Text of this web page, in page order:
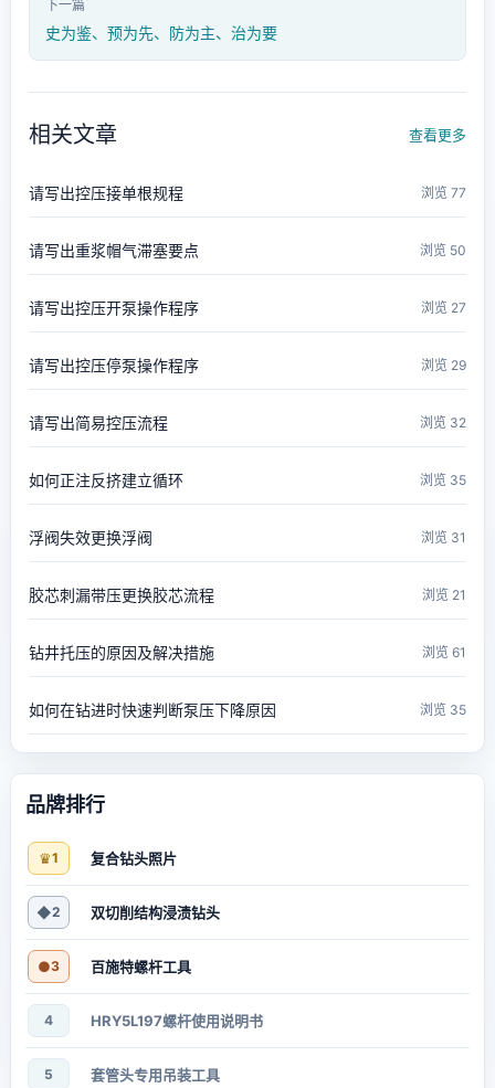
下一篇
史为鉴、预为先、防为主、治为要
相关文章 查看更多
请写出控压接单根规程 浏览 77
请写出重浆帽气滞塞要点 浏览 50
请写出控压开泵操作程序 浏览 27
请写出控压停泵操作程序 浏览 29
请写出简易控压流程 浏览 32
如何正注反挤建立循环 浏览 35
浮阀失效更换浮阀 浏览 31
胶芯刺漏带压更换胶芯流程 浏览 21
钻井托压的原因及解决措施 浏览 61
如何在钻进时快速判断泵压下降原因 浏览 35
品牌排行
♛1 复合钻头照片
◆2 双切削结构浸渍钻头
●3 百施特螺杆工具
4 HRY5L197螺杆使用说明书
5 套管头专用吊装工具